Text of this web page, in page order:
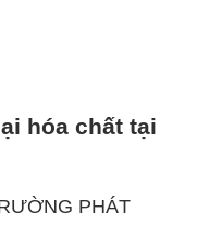
hóa chất tại
PHÁT